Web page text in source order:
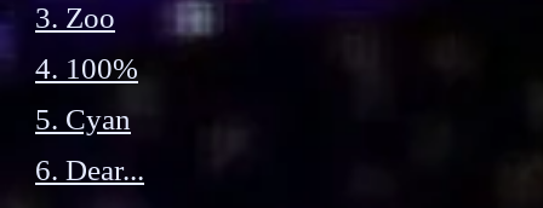
3. Zoo
4. 100%
5. Cyan
6. Dear...